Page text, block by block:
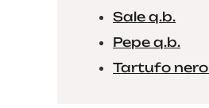
Sale q.b.
Pepe q.b.
Tartufo nero